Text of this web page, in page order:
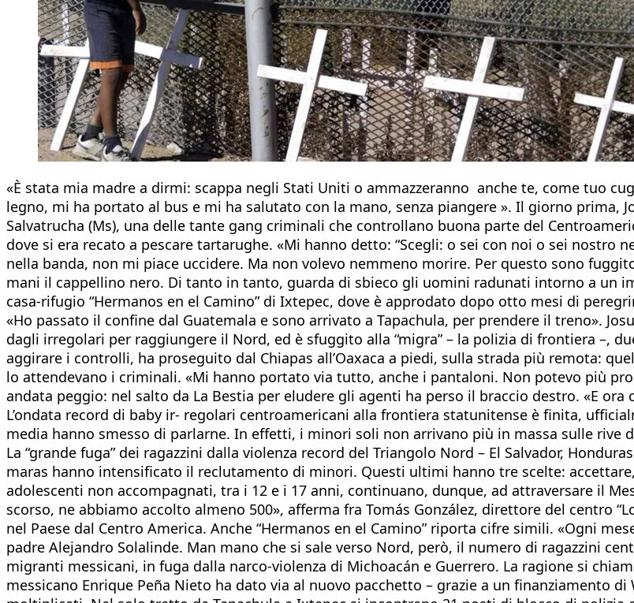
«È stata mia madre a dirmi: scappa negli Stati Uniti o ammazzeranno anche te, come tuo
legno, mi ha portato al bus e mi ha salutato con la mano, senza piangere ». Il giorno prima,
Salvatrucha (Ms), una delle tante gang criminali che controllano buona parte del
dove si era recato a pescare tartarughe. «Mi hanno detto: “Scegli: o sei con noi o sei nostro
nella banda, non mi piace uccidere. Ma non volevo nemmeno morire. Per questo sono
mani il cappellino nero. Di tanto in tanto, guarda di sbieco gli uomini radunati intorno a un
casa-rifugio “Hermanos en el Camino” di Ixtepec, dove è approdato dopo otto mesi di
«Ho passato il confine dal Guatemala e sono arrivato a Tapachula, per prendere il treno».
dagli irregolari per raggiungere il Nord, ed è sfuggito alla “migra” – la polizia di frontiera –,
aggirare i controlli, ha proseguito dal Chiapas all’Oaxaca a piedi, sulla strada più remota:
lo attendevano i criminali. «Mi hanno portato via tutto, anche i pantaloni. Non potevo più
andata peggio: nel salto da La Bestia per eludere gli agenti ha perso il braccio destro. «E
L’ondata record di baby ir- regolari centroamericani alla frontiera statunitense è finita,
media hanno smesso di parlarne. In effetti, i minori soli non arrivano più in massa sulle rive
La “grande fuga” dei ragazzini dalla violenza record del Triangolo Nord – El Salvador,
maras hanno intensificato il reclutamento di minori. Questi ultimi hanno tre scelte:
adolescenti non accompagnati, tra i 12 e i 17 anni, continuano, dunque, ad attraversare il
scorso, ne abbiamo accolto almeno 500», afferma fra Tomás González, direttore del centro
nel Paese dal Centro America. Anche “Hermanos en el Camino” riporta cifre simili. «Ogni
padre Alejandro Solalinde. Man mano che si sale verso Nord, però, il numero di ragazzini
migranti messicani, in fuga dalla narco-violenza di Michoacán e Guerrero. La ragione si
messicano Enrique Peña Nieto ha dato via al nuovo pacchetto – grazie a un finanziamento